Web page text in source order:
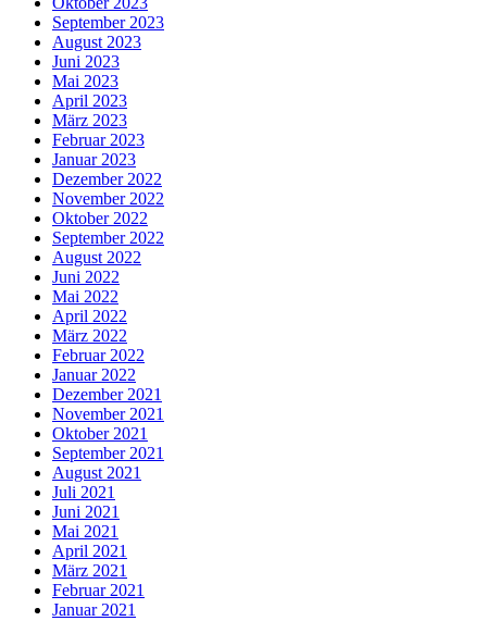
September 2023
August 2023
Juni 2023
Mai 2023
April 2023
März 2023
Februar 2023
Januar 2023
Dezember 2022
November 2022
Oktober 2022
September 2022
August 2022
Juni 2022
Mai 2022
April 2022
März 2022
Februar 2022
Januar 2022
Dezember 2021
November 2021
Oktober 2021
September 2021
August 2021
Juli 2021
Juni 2021
Mai 2021
April 2021
März 2021
Februar 2021
Januar 2021